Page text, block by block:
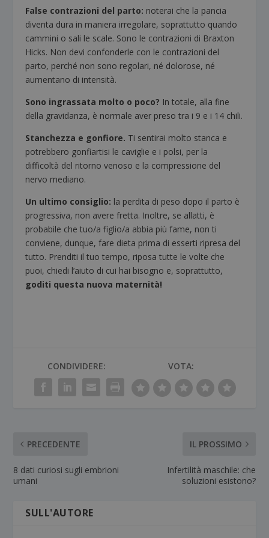
False contrazioni del parto: noterai che la pancia
diventa dura in maniera irregolare, soprattutto quando
cammini o sali le scale. Sono le contrazioni di Braxton
Hicks. Non devi confonderle con le contrazioni del
parto, perché non sono regolari, né dolorose, né
aumentano di intensità.
Sono ingrassata molto o poco? In totale, alla fine
della gravidanza, è normale aver preso tra i 9 e i 14 chili.
Stanchezza e gonfiore. Ti sentirai molto stanca e
potrebbero gonfiartisi le caviglie e i polsi, per la
difficoltà del ritorno venoso e la compressione del
nervo mediano.
Un ultimo consiglio: la perdita di peso dopo il parto è
progressiva, non avere fretta. Inoltre, se allatti, è
probabile che tuo/a figlio/a abbia più fame, non ti
conviene, dunque, fare dieta prima di esserti ripresa del
tutto. Prenditi il tuo tempo, riposa tutte le volte che
puoi, chiedi l’aiuto di cui hai bisogno e, soprattutto,
goditi questa nuova maternità!
CONDIVIDERE: VOTA:
PRECEDENTE
8 dati curiosi sugli embrioni
umani
IL PROSSIMO
Infertilità maschile: che
soluzioni esistono?
SULL'AUTORE